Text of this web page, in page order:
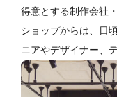
得意とする制作会社
ショップからは、日
ニアやデザイナー、